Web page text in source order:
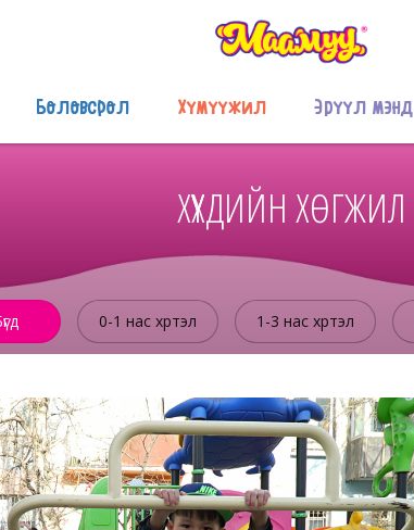
Боловсрол Хүмүүжил Эрүүл мэнд
ХҮҮХДИЙН ХӨГЖИЛ
0-1 нас хүртэл 1-3 нас хүртэл